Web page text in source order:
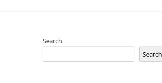
Search
Search